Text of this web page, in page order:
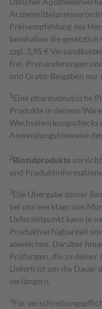
Preisempfehlung des
beinhalten die
zzgl. 3,95 €
frei. Preisänderungen
und Gratis-Beigaben
1 Eine pharmazeutische
Produkte in deinem
Anwendungshinweise
2Biozidprodukte
und
3Die Übergabe deiner
bei uns werktags von
Lieferzeitpunkt kann je
Produktverfügbarkeit
abweichen. Darüber
Prüfungen, die zu
Lieferfrist um die Dauer
verlängern.
4Für